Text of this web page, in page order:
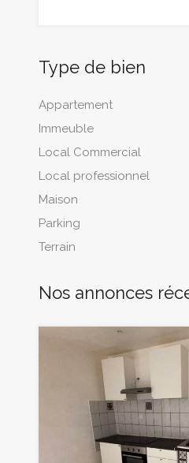
Type de bien
Appartement
Immeuble
Local Commercial
Local professionnel
Maison
Parking
Terrain
Nos annonces